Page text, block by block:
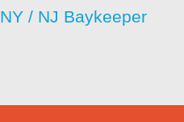
NY / NJ Baykeeper